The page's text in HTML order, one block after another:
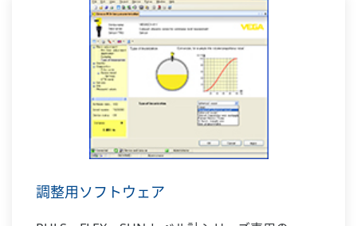
調整用ソフトウェア